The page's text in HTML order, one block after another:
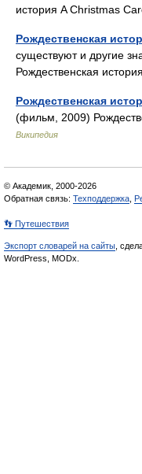
история A Christmas
Рождественская
существуют и другие
Рождественская
Рождественская
(фильм, 2009)
Википедия
© Академик, 2000-2026
Обратная связь: Техподдержка
👣 Путешествия
Экспорт словарей на сайты ,
WordPress, MODx.